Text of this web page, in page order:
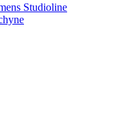
Studioline